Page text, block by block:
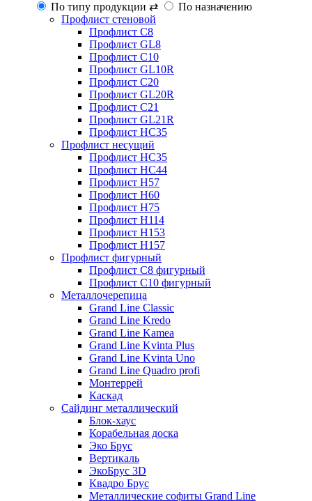
По типу продукции ⇄
По назначению
Профлист стеновой
Профлист С8
Профлист GL8
Профлист С10
Профлист GL10R
Профлист С20
Профлист GL20R
Профлист С21
Профлист GL21R
Профлист НС35
Профлист несущий
Профлист НС35
Профлист НС44
Профлист Н57
Профлист Н60
Профлист Н75
Профлист Н114
Профлист Н153
Профлист Н157
Профлист фигурный
Профлист С8 фигурный
Профлист С10 фигурный
Металлочерепица
Grand Line Classic
Grand Line Kredo
Grand Line Kamea
Grand Line Kvinta Plus
Grand Line Kvinta Uno
Grand Line Quadro profi
Монтеррей
Каскад
Сайдинг металлический
Блок-хаус
Корабельная доска
Эко Брус
Вертикаль
ЭкоБрус 3D
Квадро Брус
Металлические софиты Grand Line